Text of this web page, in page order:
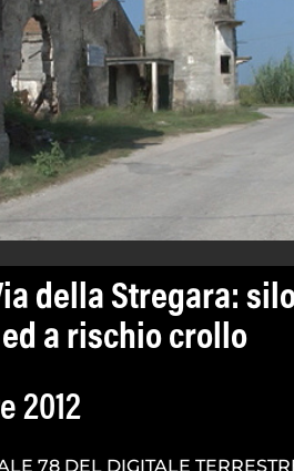
della Stregara:
a rischio crollo
2012
78 DEL DIGITALE